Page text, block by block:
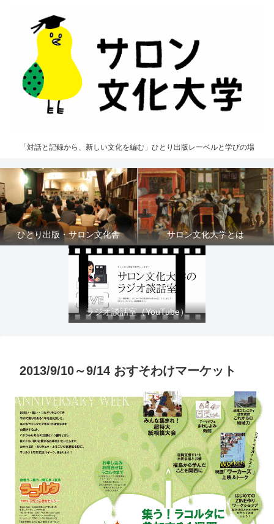
「対話と記録から、新しい文化を編む」ひとり出版レーベルと学びの場
ひとり出版・サロン文化舎 サロン文化大学とは
ラジオ談話室（YouTube）
2013/9/10～9/14 おすそわけマーケット